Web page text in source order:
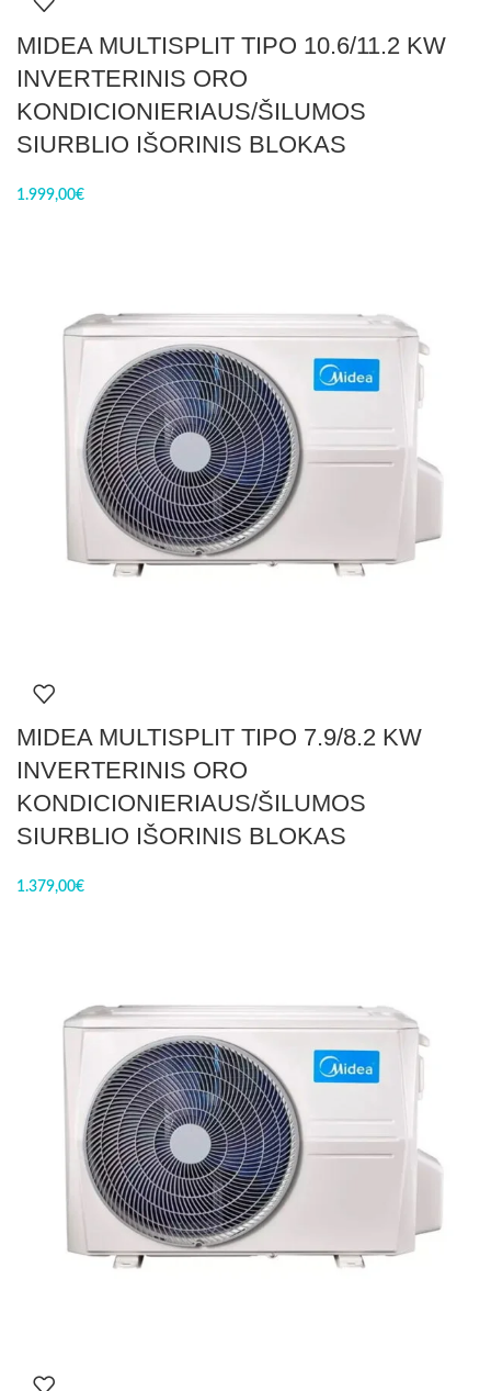
MIDEA MULTISPLIT TIPO 10.6/11.2 KW
INVERTERINIS ORO
KONDICIONIERIAUS/ŠILUMOS
SIURBLIO IŠORINIS BLOKAS
1.999,00€
MIDEA MULTISPLIT TIPO 7.9/8.2 KW
INVERTERINIS ORO
KONDICIONIERIAUS/ŠILUMOS
SIURBLIO IŠORINIS BLOKAS
1.379,00€